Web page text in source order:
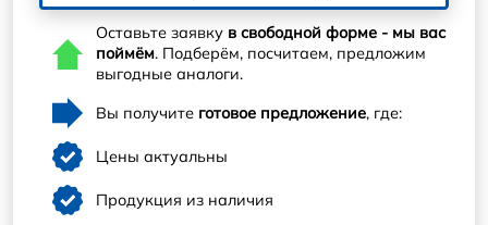
Оставьте заявку в свободной форме - мы вас
поймём. Подберём, посчитаем, предложим
выгодные аналоги.
Вы получите готовое предложение, где:
Цены актуальны
Продукция из наличия